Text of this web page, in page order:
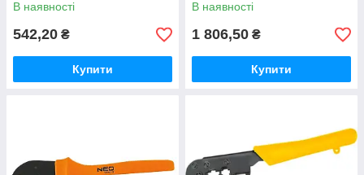
В наявності
542,20 ₴
Купити
В наявності
1 806,50 ₴
Купити